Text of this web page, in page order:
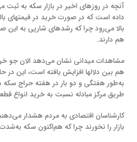
آنچه در روزهای اخیر در بازار سکه به ثبت
داده است که در صورت خرید در قیمتهای
بالا می‌رود چرا که رشدهای شارپی به
هم دارند.
مشاهدات میدانی نشان می‌دهد الان جو
هم بین دلالها افزایش یافته است، این
به‌طور هفتگی و دو بار در هفته حراج سکه
طریق مرکز مبادله نسبت به خرید انواع
کارشناسان اقتصادی به مردم هشدار
بازار را نخورند چرا که هم‌اکنون سکه